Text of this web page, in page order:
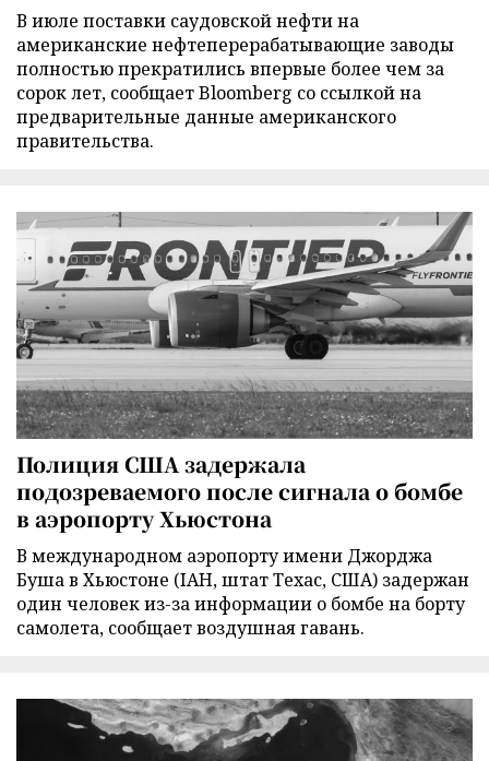
В июле поставки саудовской нефти на
американские нефтеперерабатывающие заводы
полностью прекратились впервые более чем за
сорок лет, сообщает Bloomberg со ссылкой на
предварительные данные американского
правительства.
Полиция США задержала
подозреваемого после сигнала о бомбе
в аэропорту Хьюстона
В международном аэропорту имени Джорджа
Буша в Хьюстоне (IAH, штат Техас, США) задержан
один человек из-за информации о бомбе на борту
самолета, сообщает воздушная гавань.